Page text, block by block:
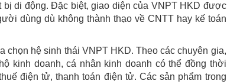
di động. Đặc biệt, giao diện của VNPT HKD được
dùng dù không thành thạo về CNTT hay kế toán
chọn hệ sinh thái VNPT HKD. Theo các chuyên gia,
kinh doanh, cá nhân kinh doanh có thể đồng thời
điện tử, thanh toán điện tử. Các sản phẩm trong